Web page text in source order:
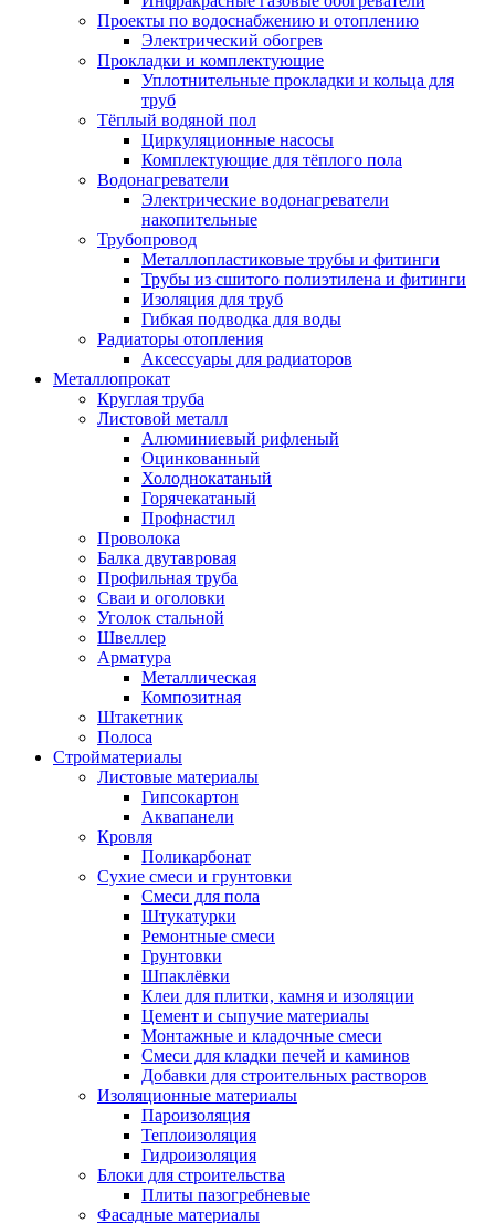
Проекты по водоснабжению и отоплению
Электрический обогрев
Прокладки и комплектующие
Уплотнительные прокладки и кольца для
труб
Тёплый водяной пол
Циркуляционные насосы
Комплектующие для тёплого пола
Водонагреватели
Электрические водонагреватели
накопительные
Трубопровод
Металлопластиковые трубы и фитинги
Трубы из сшитого полиэтилена и фитинги
Изоляция для труб
Гибкая подводка для воды
Радиаторы отопления
Аксессуары для радиаторов
Металлопрокат
Круглая труба
Листовой металл
Алюминиевый рифленый
Оцинкованный
Холоднокатаный
Горячекатаный
Профнастил
Проволока
Балка двутавровая
Профильная труба
Сваи и оголовки
Уголок стальной
Швеллер
Арматура
Металлическая
Композитная
Штакетник
Полоса
Стройматериалы
Листовые материалы
Гипсокартон
Аквапанели
Кровля
Поликарбонат
Сухие смеси и грунтовки
Смеси для пола
Штукатурки
Ремонтные смеси
Грунтовки
Шпаклёвки
Клеи для плитки, камня и изоляции
Цемент и сыпучие материалы
Монтажные и кладочные смеси
Смеси для кладки печей и каминов
Добавки для строительных растворов
Изоляционные материалы
Пароизоляция
Теплоизоляция
Гидроизоляция
Блоки для строительства
Плиты пазогребневые
Фасадные материалы